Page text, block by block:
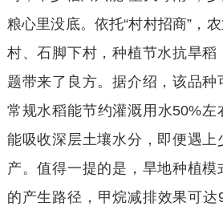
粮心里没底。依托“村村招商”，
村、石脚下村，种植节水抗旱稻
题带来了良方。据介绍，该品种
常规水稻能节约灌溉用水50%左
能吸收深层土壤水分，即便遇上
产。值得一提的是，旱地种植
的产生路径，甲烷减排效果可